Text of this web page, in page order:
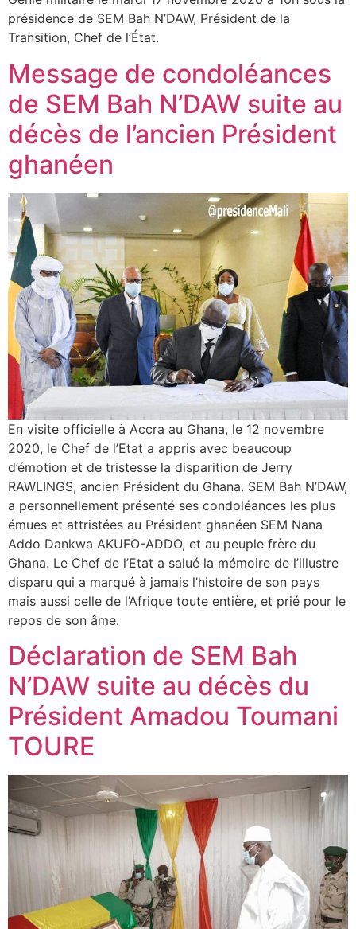
présidence de SEM Bah N’DAW, Président de la
Transition, Chef de l’État.
Message de condoléances
de SEM Bah N’DAW suite au
décès de l’ancien Président
ghanéen
En visite officielle à Accra au Ghana, le 12 novembre
2020, le Chef de l’Etat a appris avec beaucoup
d’émotion et de tristesse la disparition de Jerry
RAWLINGS, ancien Président du Ghana. SEM Bah N’DAW,
a personnellement présenté ses condoléances les plus
émues et attristées au Président ghanéen SEM Nana
Addo Dankwa AKUFO-ADDO, et au peuple frère du
Ghana. Le Chef de l’Etat a salué la mémoire de l’illustre
disparu qui a marqué à jamais l’histoire de son pays
mais aussi celle de l’Afrique toute entière, et prié pour le
repos de son âme.
Déclaration de SEM Bah
N’DAW suite au décès du
Président Amadou Toumani
TOURE